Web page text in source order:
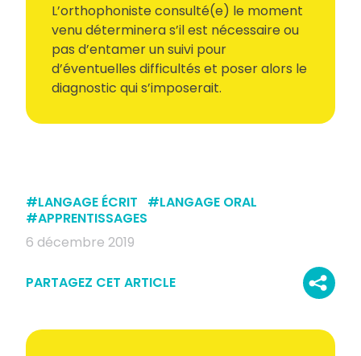
L’orthophoniste consulté(e) le moment
venu déterminera s’il est nécessaire ou
pas d’entamer un suivi pour
d’éventuelles difficultés et poser alors le
diagnostic qui s’imposerait.
#LANGAGE ÉCRIT #LANGAGE ORAL
#APPRENTISSAGES
6 décembre 2019
PARTAGEZ CET ARTICLE